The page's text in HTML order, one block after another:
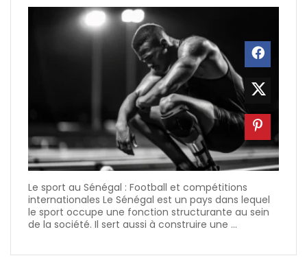
Le sport au Sénégal : Football et compétitions
internationales Le Sénégal est un pays dans lequel
le sport occupe une fonction structurante au sein
de la société. Il sert aussi à construire une ...